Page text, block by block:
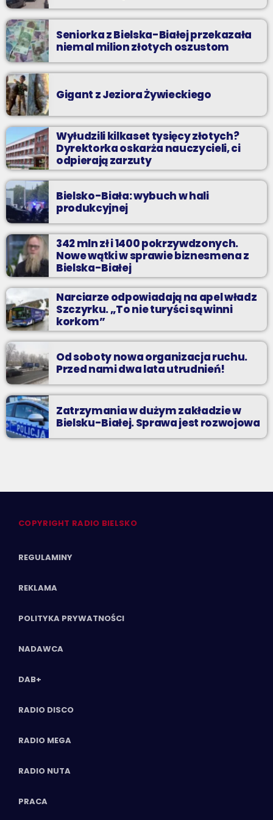
Seniorka z Bielska-Białej przekazała
niemal milion złotych oszustom
Gigant z Jeziora Żywieckiego
Wyłudzili kilkaset tysięcy złotych?
Dyrektorka oskarża nauczycieli, ci
odpierają zarzuty
Bielsko-Biała: wybuch w hali
produkcyjnej
342 mln zł i 1400 pokrzywdzonych.
Nowe wątki w sprawie biznesmena z
Bielska-Białej
Narciarze odpowiadają na apel władz
Szczyrku. „To nie turyści są winni
korkom”
Od soboty nowa organizacja ruchu.
Przed nami dwa lata utrudnień!
Zatrzymania w dużym zakładzie w
Bielsku-Białej. Sprawa jest rozwojowa
COPYRIGHT RADIO BIELSKO
REGULAMINY
REKLAMA
POLITYKA PRYWATNOŚCI
NADAWCA
DAB+
RADIO DISCO
RADIO MEGA
RADIO NUTA
PRACA